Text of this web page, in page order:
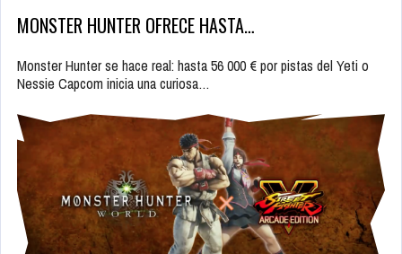
MONSTER HUNTER OFRECE HASTA…
Monster Hunter se hace real: hasta 56 000 € por pistas del Yeti o
Nessie Capcom inicia una curiosa…